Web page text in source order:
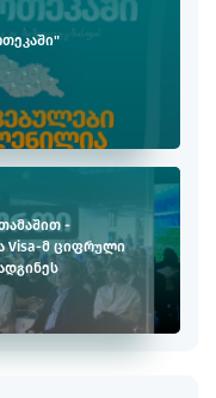
-
Visa-მ ციფრული